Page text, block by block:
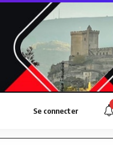
Se connecter